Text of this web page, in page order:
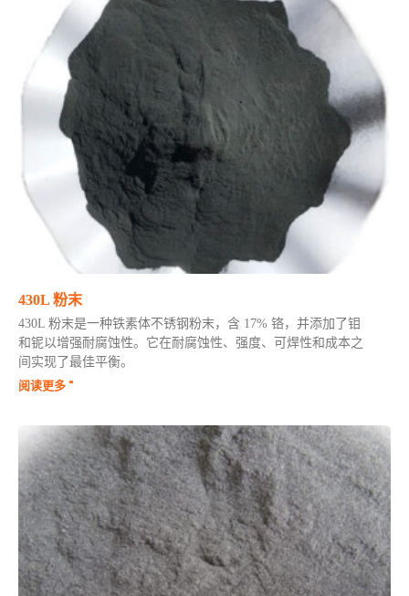
430L 粉末
430L 粉末是一种铁素体不锈钢粉末，含 17% 铬，并添加了钼
和铌以增强耐腐蚀性。它在耐腐蚀性、强度、可焊性和成本之
间实现了最佳平衡。
阅读更多 "